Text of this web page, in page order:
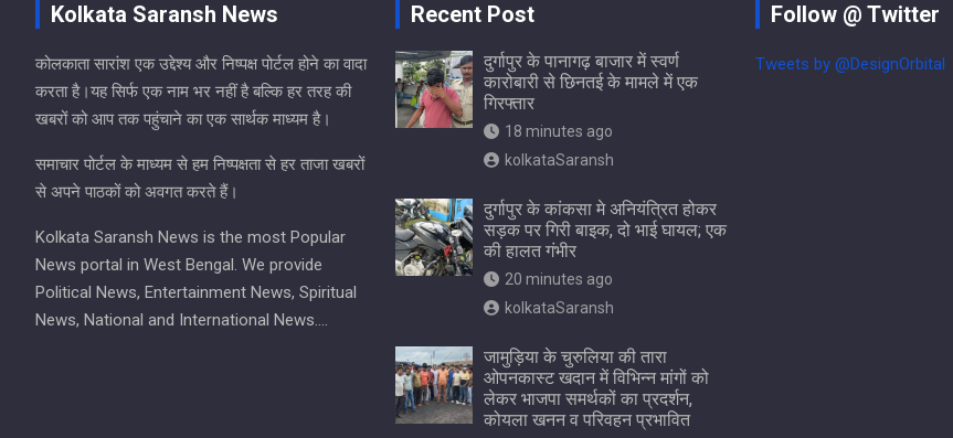
Kolkata Saransh News
कोलकाता सारांश एक उद्देश्य और निष्पक्ष पोर्टल होने का वादा
करता है।यह सिर्फ एक नाम भर नहीं है बल्कि हर तरह की
खबरों को आप तक पहुंचाने का एक सार्थक माध्यम है।
समाचार पोर्टल के माध्यम से हम निष्पक्षता से हर ताजा खबरों
से अपने पाठकों को अवगत करते हैं।
Kolkata Saransh News is the most Popular
News portal in West Bengal. We provide
Political News, Entertainment News, Spiritual
News, National and International News….
Recent Post
दुर्गापुर के पानागढ़ बाजार में स्वर्ण
कारोबारी से छिनतई के मामले में एक
गिरफ्तार
18 minutes ago
kolkataSaransh
दुर्गापुर के कांकसा मे अनियंत्रित होकर
सड़क पर गिरी बाइक, दो भाई घायल; एक
की हालत गंभीर
20 minutes ago
kolkataSaransh
जामुड़िया के चुरुलिया की तारा
ओपनकास्ट खदान में विभिन्न मांगों को
लेकर भाजपा समर्थकों का प्रदर्शन,
कोयला खनन व परिवहन प्रभावित
Follow @ Twitter
Tweets by @DesignOrbital